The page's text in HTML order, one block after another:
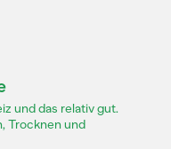
und das relativ gut.
Trocknen und